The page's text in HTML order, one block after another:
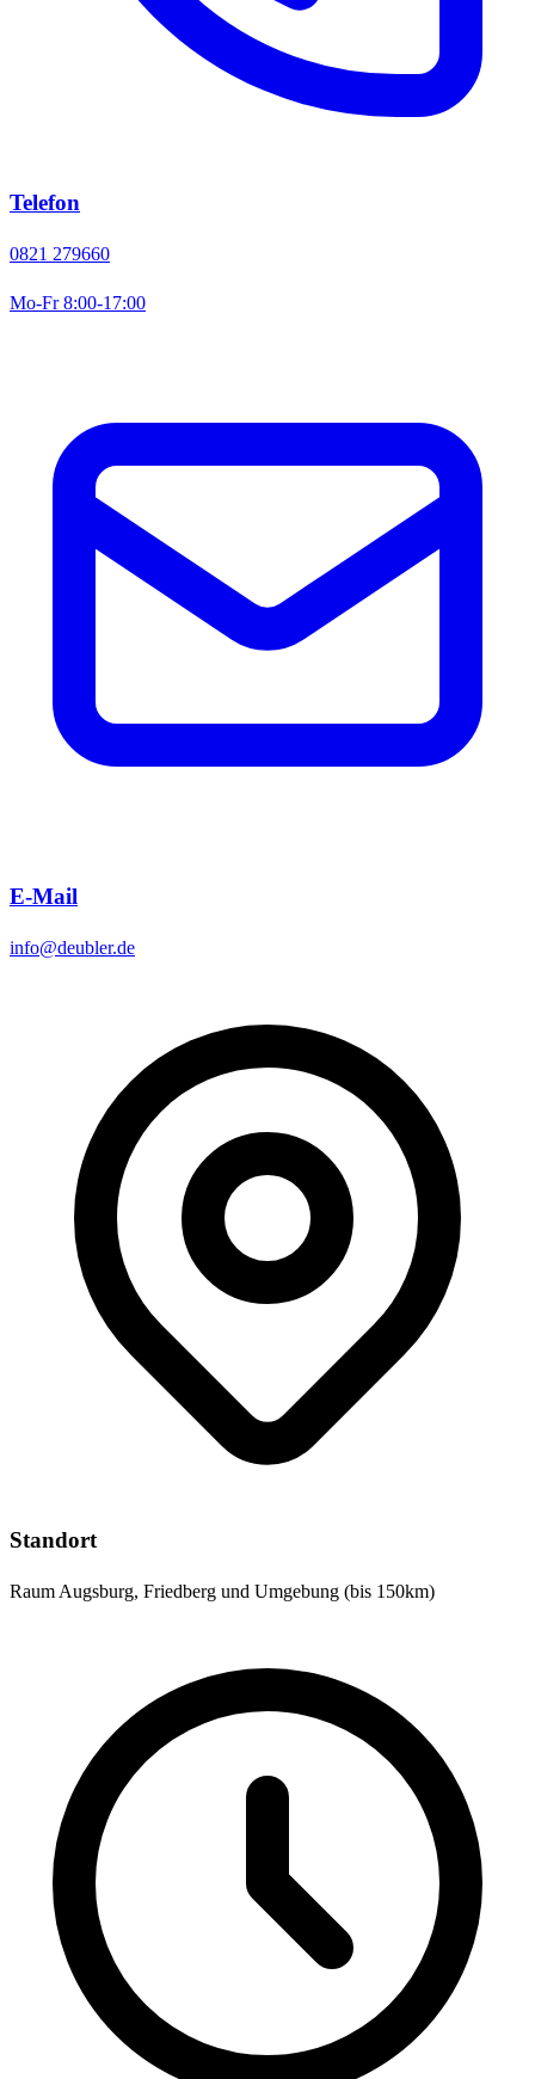
Telefon
0821 279660
Mo-Fr 8:00-17:00
E-Mail
info@deubler.de
Standort
Raum Augsburg, Friedberg und Umgebung (bis 150km)